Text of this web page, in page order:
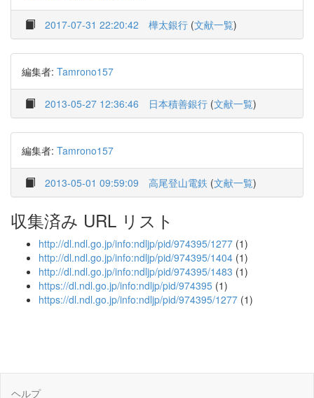
2017-07-31 22:20:42 樺太銀行 (文献一覧)
編集者: Tamrono157
2013-05-27 12:36:46 日本積善銀行 (文献一覧)
編集者: Tamrono157
2013-05-01 09:59:09 高尾登山電鉄 (文献一覧)
収集済み URL リスト
http://dl.ndl.go.jp/info:ndljp/pid/974395/1277 (1)
http://dl.ndl.go.jp/info:ndljp/pid/974395/1404 (1)
http://dl.ndl.go.jp/info:ndljp/pid/974395/1483 (1)
https://dl.ndl.go.jp/info:ndljp/pid/974395 (1)
https://dl.ndl.go.jp/info:ndljp/pid/974395/1277 (1)
ヘルプ